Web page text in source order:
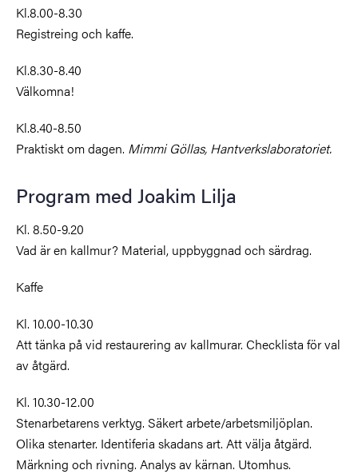
Kl.8.00-8.30
Registreing och kaffe.
Kl.8.30-8.40
Välkomna!
Kl.8.40-8.50
Praktiskt om dagen. Mimmi Göllas, Hantverkslaboratoriet.
Program med Joakim Lilja
Kl. 8.50-9.20
Vad är en kallmur? Material, uppbyggnad och särdrag.
Kaffe
Kl. 10.00-10.30
Att tänka på vid restaurering av kallmurar. Checklista för val
avåtgärd.
Kl. 10.30-12.00
Stenarbetarens verktyg. Säkert arbete/arbetsmiljöplan.
Olika stenarter. Identiferia skadans art. Att välja åtgärd.
Märkning och rivning. Analys av kärnan. Utomhus.